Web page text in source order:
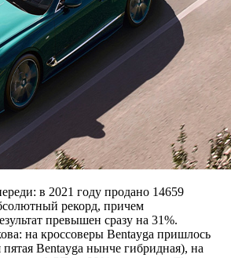
в 2021 году продано 14659
рекорд, причем
превышен сразу на 31%.
на кроссоверы Bentayga пришлось
пятая Bentayga нынче гибридная), на